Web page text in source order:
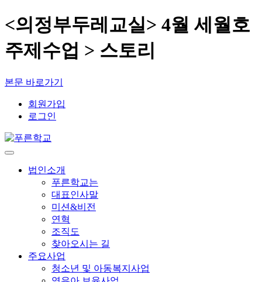
<의정부두레교실> 4월 세월호
주제수업 > 스토리
본문 바로가기
회원가입
로그인
법인소개
푸른학교는
대표인사말
미션&비전
연혁
조직도
찾아오시는 길
주요사업
청소년 및 아동복지사업